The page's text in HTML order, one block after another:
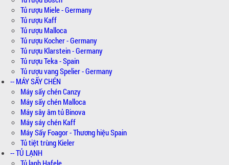
Tủ rượu Miele - Germany
Tủ rượu Kaff
Tủ rượu Malloca
Tủ rượu Kocher - Germany
Tủ rượu Klarstein - Germany
Tủ rượu Teka - Spain
Tủ rượu vang Spelier - Germany
-- MÁY SẤY CHÉN
Máy sấy chén Canzy
Máy sấy chén Malloca
Máy sây âm tủ Binova
Máy sáy chén Kaff
Máy Sấy Foagor - Thương hiệu Spain
Tủ tiệt trùng Kieler
-- TỦ LẠNH
Tủ lạnh Hafele